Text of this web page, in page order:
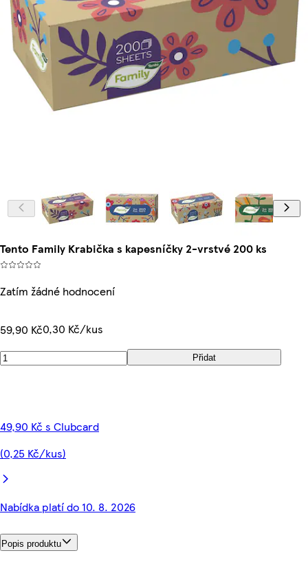
Tento Family Krabička s kapesníčky 2-vrstvé 200 ks
Zatím žádné hodnocení
59,90 Kč0,30 Kč/kus
Přidat
49,90 Kč s Clubcard
(0,25 Kč/kus)
Nabídka platí do 10. 8. 2026
Popis produktu